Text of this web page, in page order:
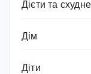
Дієти та
Дім
Діти